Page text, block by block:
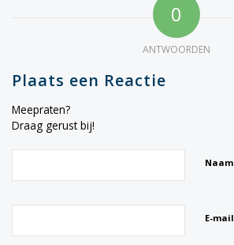
0
ANTWOORDEN
Plaats een Reactie
Meepraten?
Draag gerust bij!
Naam
E-mail